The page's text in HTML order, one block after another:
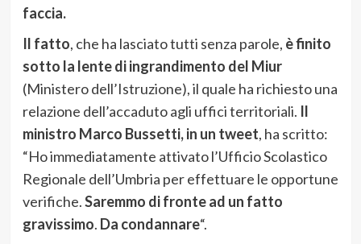
faccia.
Il fatto, che ha lasciato tutti senza parole, è finito
sotto la lente di ingrandimento del Miur
(Ministero dell’Istruzione), il quale ha richiesto una
relazione dell’accaduto agli uffici territoriali. Il
ministro Marco Bussetti, in un tweet, ha scritto:
“Ho immediatamente attivato l’Ufficio Scolastico
Regionale dell’Umbria per effettuare le opportune
verifiche.Saremmo di fronte ad un fatto
gravissimo. Da condannare“.